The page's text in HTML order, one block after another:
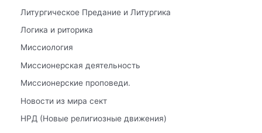
Литургическое Предание и Литургика
Логика и риторика
Миссиология
Миссионерская деятельность
Миссионерские проповеди.
Новости из мира сект
НРД (Новые религиозные движения)